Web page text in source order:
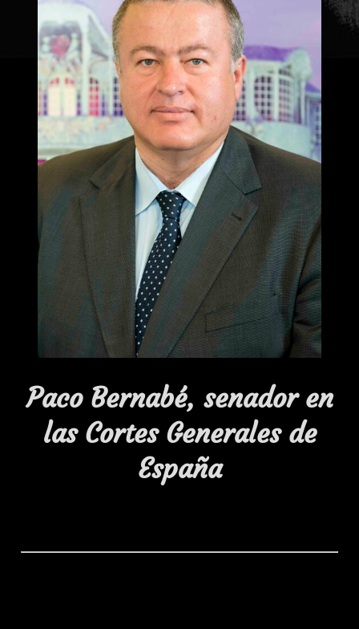
Paco Bernabé, senador en
las Cortes Generales de
España